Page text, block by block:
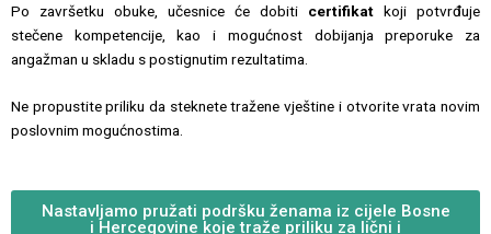
Po završetku obuke, učesnice će dobiti certifikat koji potvrđuje
stečene kompetencije, kao i mogućnost dobijanja preporuke za
angažman u skladu s postignutim rezultatima.
Ne propustite priliku da steknete tražene vještine i otvorite vrata novim
poslovnim mogućnostima.
Nastavljamo pružati podršku ženama iz cijele Bosne
i Hercegovine koje traže priliku za lični i